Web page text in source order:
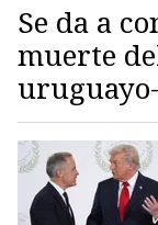
Se da a
muerte